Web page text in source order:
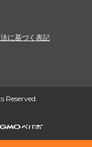
に基づく表記